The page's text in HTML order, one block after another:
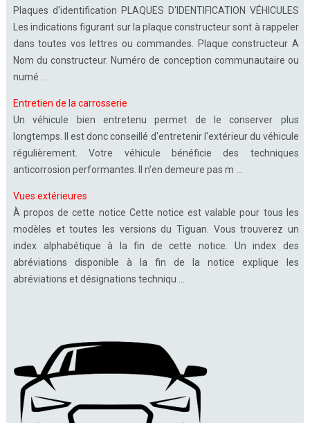
Plaques d'identification PLAQUES D'IDENTIFICATION VÉHICULES
Les indications figurant sur la plaque constructeur sont à rappeler
dans toutes vos lettres ou commandes. Plaque constructeur A
Nom du constructeur. Numéro de conception communautaire ou
numé ...
Entretien de la carrosserie
Un véhicule bien entretenu permet de le conserver plus
longtemps. Il est donc conseillé d'entretenir l'extérieur du véhicule
régulièrement. Votre véhicule bénéficie des techniques
anticorrosion performantes. Il n'en demeure pas m ...
Vues extérieures
À propos de cette notice Cette notice est valable pour tous les
modèles et toutes les versions du Tiguan. Vous trouverez un
index alphabétique à la fin de cette notice. Un index des
abréviations disponible à la fin de la notice explique les
abréviations et désignations techniqu ...